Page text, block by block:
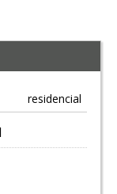
residencial